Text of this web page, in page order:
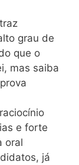
grau de
que o
mas saiba
e forte
oral
já